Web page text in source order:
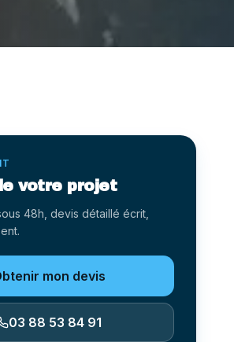
votre projet
48h, devis détaillé écrit,
mon devis
03 88 53 84 91